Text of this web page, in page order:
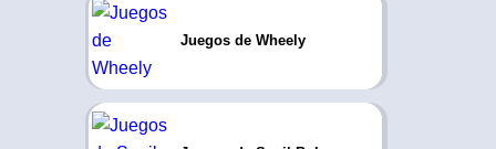
Juegos de Wheely